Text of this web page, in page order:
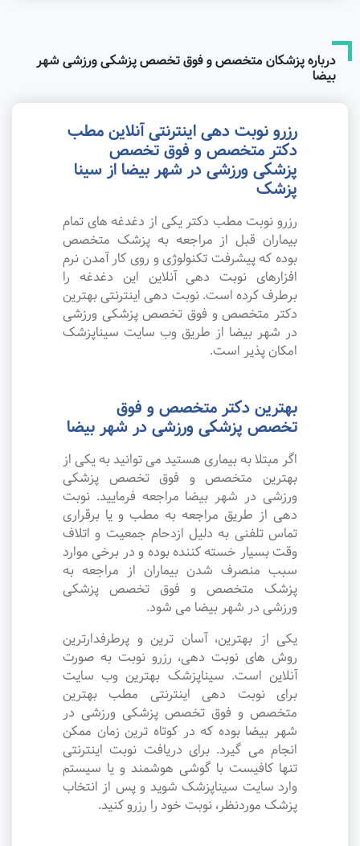
درباره پزشکان متخصص و فوق تخصص پزشکی ورزشی شهر
بیضا
رزرو نوبت دهی اینترنتی آنلاین مطب
دکتر متخصص و فوق تخصص
پزشکی ورزشی در شهر بیضا از سینا
پزشک
رزرو نوبت مطب دکتر یکی از دغدغه های تمام
بیماران قبل از مراجعه به پزشک متخصص
بوده که پیشرفت تکنولوژی و روی کار آمدن نرم
افزارهای نوبت دهی آنلاین این دغدغه را
برطرف کرده است. نوبت دهی اینترنتی بهترین
دکتر متخصص و فوق تخصص پزشکی ورزشی
در شهر بیضا از طریق وب سایت سیناپزشک
امکان پذیر است.
بهترین دکتر متخصص و فوق
تخصص پزشکی ورزشی در شهر بیضا
اگر مبتلا به بیماری هستید می توانید به یکی از
بهترین متخصص و فوق تخصص پزشکی
ورزشی در شهر بیضا مراجعه فرمایید. نوبت
دهی از طریق مراجعه به مطب و یا برقراری
تماس تلفنی به دلیل ازدحام جمعیت و اتلاف
وقت بسیار خسته کننده بوده و در برخی موارد
سبب منصرف شدن بیماران از مراجعه به
پزشک متخصص و فوق تخصص پزشکی
ورزشی در شهر بیضا می شود.
یکی از بهترین، آسان ترین و پرطرفدارترین
روش های نوبت دهی، رزرو نوبت به صورت
آنلاین است. سیناپزشک بهترین وب سایت
برای نوبت دهی اینترنتی مطب بهترین
متخصص و فوق تخصص پزشکی ورزشی در
شهر بیضا بوده که در کوتاه ترین زمان ممکن
انجام می گیرد. برای دریافت نوبت اینترنتی
تنها کافیست با گوشی هوشمند و یا سیستم
وارد سایت سیناپزشک شوید و پس از انتخاب
پزشک موردنظر، نوبت خود را رزرو کنید.